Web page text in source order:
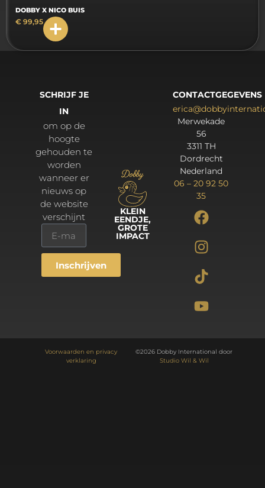
DOBBY X NICO BUIS
€ 99,95
CONTACTGEGEVENS
Merwekade
56
3311 TH
Dordrecht
Nederland
06 – 20 92 50
35
KLEIN
EENDJE,
GROTE
IMPACT
SCHRIJF JE
IN
om op de
hoogte
gehouden te
worden
wanneer er
nieuws op
de website
verschijnt
Inschrijven
Voorwaarden en privacy
verklaring
©2026 Dobby International door
Studio Wil & Wil